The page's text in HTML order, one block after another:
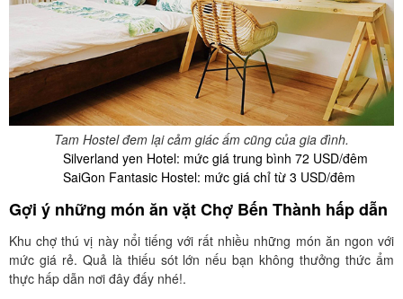
Tam Hostel đem lại cảm giác ấm cũng của gia đình.
Silverland yen Hotel: mức giá trung bình 72 USD/đêm
SaiGon Fantasic Hostel: mức giá chỉ từ 3 USD/đêm
Gợi ý những món ăn vặt Chợ Bến Thành hấp dẫn
Khu chợ thú vị này nổi tiếng với rất nhiều những món ăn ngon với
mức giá rẻ. Quả là thiếu sót lớn nếu bạn không thưởng thức ẩm
thực hấp dẫn nơi đây đấy nhé!.